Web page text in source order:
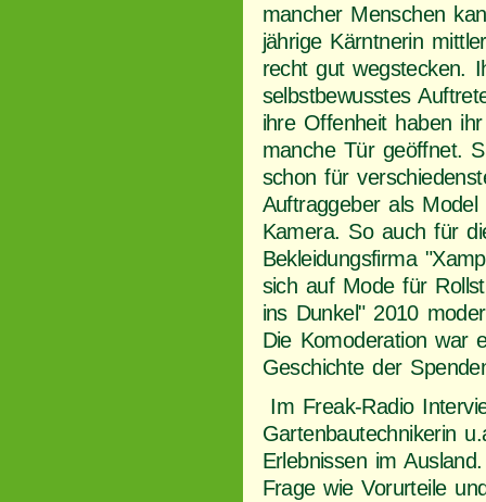
mancher Menschen
jährige Kärntnerin
recht gut wegstecken.
selbstbewusstes
ihre Offenheit haben
manche Tür geöffnet.
schon für
Auftraggeber als
Kamera. So auch für
Bekleidungsfirma
sich auf Mode für
ins Dunkel" 2010
Die Komoderation war
Geschichte der
Im Freak-Radio
Gartenbautechnikerin
Erlebnissen im
Frage wie Vorurteile